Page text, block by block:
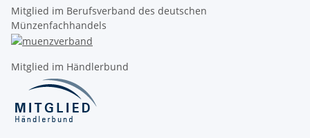
Mitglied im Berufsverband des deutschen
Münzenfachhandels
Mitglied im Händlerbund